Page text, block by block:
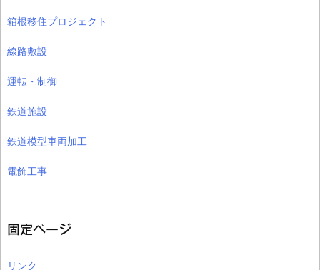
箱根移住プロジェクト
線路敷設
運転・制御
鉄道施設
鉄道模型車両加工
電飾工事
固定ページ
リンク